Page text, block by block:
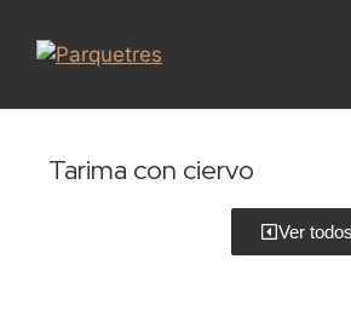
Tarima con ciervo
Ver